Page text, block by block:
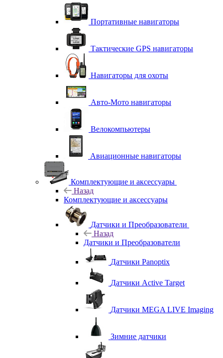
Портативные навигаторы
Тактические GPS навигаторы
Навигаторы для охоты
Авто-Мото навигаторы
Велокомпьютеры
Авиационные навигаторы
Комплектующие и аксессуары
Назад
Комплектующие и аксессуары
Датчики и Преобразователи
Назад
Датчики и Преобразователи
Датчики Panoptix
Датчики Active Target
Датчики MEGA LIVE Imaging
Зимние датчики